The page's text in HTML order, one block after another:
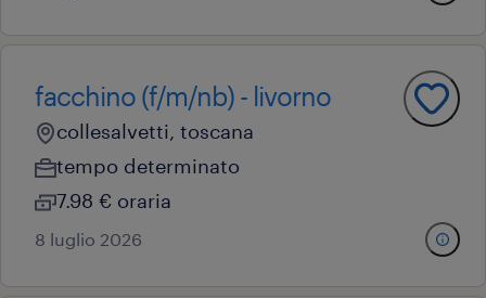
facchino (f/m/nb) - livorno
collesalvetti, toscana
tempo determinato
7.98 € oraria
8 luglio 2026